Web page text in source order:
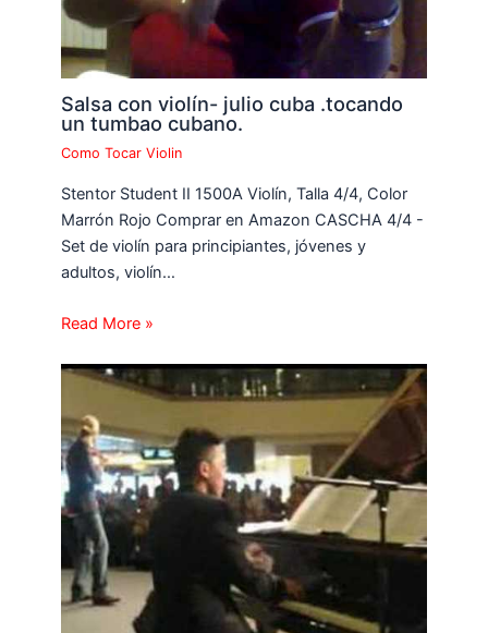
Salsa con violín- julio cuba .tocando
un tumbao cubano.
Como Tocar Violin
Stentor Student II 1500A Violín, Talla 4/4, Color
Marrón Rojo Comprar en Amazon CASCHA 4/4 -
Set de violín para principiantes, jóvenes y
adultos, violín…
Read More »